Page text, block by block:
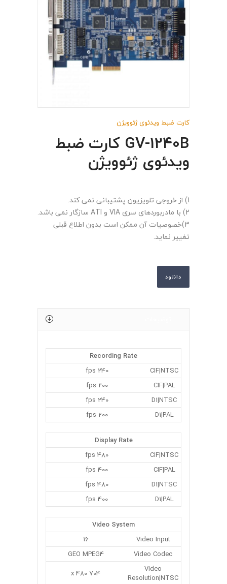
کارت ضبط ویدئوی ژئوویژن
GV-1240B کارت ضبط
ویدئوی ژئوویژن
1) از خروجی تلویزیون پشتیبانی نمی کند.
2) با مادربوردهای سری VIA و ATI سازگار نمی باشد.
3)خصوصیات آن ممکن است بدون اطلاع قبلی
تغییر نماید.
دانلود
Recording Rate
CIF|NTSC
240 fps
CIF|PAL
200 fps
D1|NTSC
240 fps
D1|PAL
200 fps
Display Rate
CIF|NTSC
480 fps
CIF|PAL
400 fps
D1|NTSC
480 fps
D1|PAL
400 fps
Video System
Video Input
16
Video Codec
GEO MPEG4
Video
Resolution|NTSC
704 x 480